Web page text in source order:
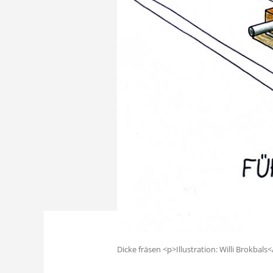
Dicke fräsen <p>Illustration: Willi